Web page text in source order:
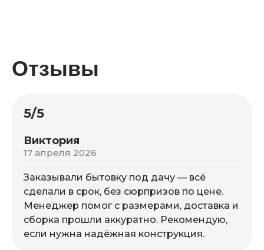
Отзывы
5/5
Виктория
17 апреля 2026
Заказывали бытовку под дачу — всё
сделали в срок, без сюрпризов по цене.
Менеджер помог с размерами, доставка и
сборка прошли аккуратно. Рекомендую,
если нужна надёжная конструкция.